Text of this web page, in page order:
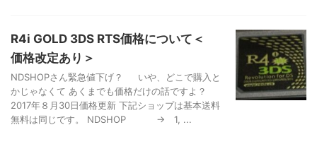
R4i GOLD 3DS RTS価格について＜
価格改定あり＞
NDSHOPさん緊急値下げ？ いや、どこで購入と
かじゃなくて あくまでも価格だけの話ですよ？
2017年８月30日価格更新 下記ショップは基本送料
無料は同じです。 NDSHOP → 1, ...